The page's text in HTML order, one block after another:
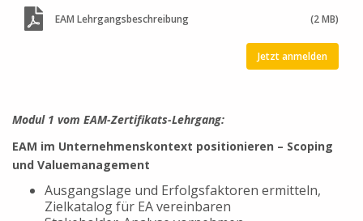
EAM Lehrgangsbeschreibung (2 MB)
Jetzt anmelden
Modul 1 vom EAM-Zertifikats-Lehrgang:
EAM im Unternehmenskontext positionieren – Scoping
und Valuemanagement
Ausgangslage und Erfolgsfaktoren ermitteln,
Zielkatalog für EA vereinbaren